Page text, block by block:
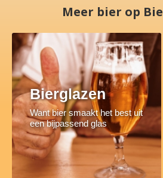
Meer bier op
Bierglazen
Want bier smaakt het best uit
een bijpassend glas